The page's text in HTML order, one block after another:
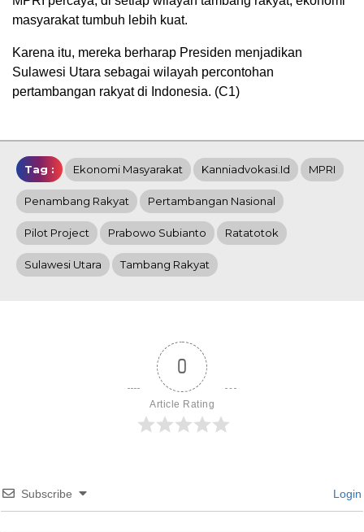
masyarakat tumbuh lebih kuat.
Karena itu, mereka berharap Presiden menjadikan
Sulawesi Utara sebagai wilayah percontohan
pertambangan rakyat di Indonesia. (C1)
Tag : Ekonomi Masyarakat Kanniadvokasi.id MPRI
Penambang Rakyat Pertambangan Nasional
Pilot Project Prabowo Subianto Ratatotok
Sulawesi Utara Tambang Rakyat
0
Article Rating
Subscribe Login